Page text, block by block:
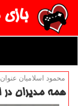
محمود اسلامیان
همه مدیران در